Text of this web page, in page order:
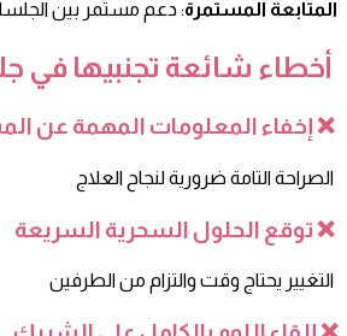
المتابعة المستمرة: دعم مستمر بين
أخطاء شائعة تجنبيها في
إخفاء المعلومات المهمة عن المستشار ❌
توقع الحلول السحرية السريعة ❌